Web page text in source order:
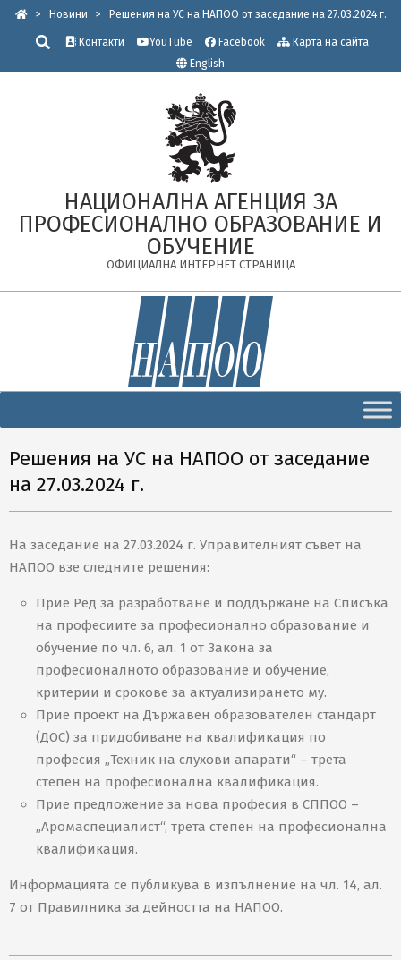
Skip
content
> Новини >
Решения на УС на НАПОО от заседание на 27.03.2024 г.
Търсене
Контакти YouTube Facebook
Карта на сайта
English
НАЦИОНАЛНА АГЕНЦИЯ ЗА
ПРОФЕСИОНАЛНО ОБРАЗОВАНИЕ И
ОБУЧЕНИЕ
ОФИЦИАЛНА ИНТЕРНЕТ СТРАНИЦА
Navigation
Решения на УС на НАПОО от заседание
на 27.03.2024 г.
На заседание на 27.03.2024 г. Управителният съвет на
НАПОО взе следните решения:
Прие Ред за разработване и поддържане на Списъка
на професиите за професионално образование и
обучение по чл. 6, ал. 1 от Закона за
професионалното образование и обучение,
критерии и срокове за актуализирането му.
Прие проект на Държавен образователен стандарт
(ДОС) за придобиване на квалификация по
професия „Техник на слухови апарати“ – трета
степен на професионална квалификация.
Прие предложение за нова професия в СППОО –
„Аромаспециалист“, трета степен на професионална
квалификация.
Информацията се публикува в изпълнение на чл. 14, ал.
7 от Правилника за дейността на НАПОО.